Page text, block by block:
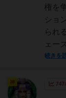
権を
ショ
られ
ェー
続きを
747